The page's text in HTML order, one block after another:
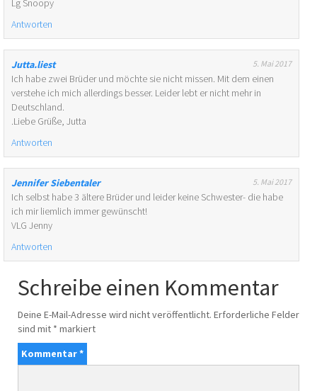
Lg Snoopy
Antworten
Jutta.liest 5. Mai 2017
Ich habe zwei Brüder und möchte sie nicht missen. Mit dem einen
verstehe ich mich allerdings besser. Leider lebt er nicht mehr in
Deutschland.
.Liebe Grüße, Jutta
Antworten
Jennifer Siebentaler 5. Mai 2017
Ich selbst habe 3 ältere Brüder und leider keine Schwester- die habe
ich mir liemlich immer gewünscht!
VLG Jenny
Antworten
Schreibe einen Kommentar
Deine E-Mail-Adresse wird nicht veröffentlicht. Erforderliche Felder
sind mit * markiert
Kommentar*